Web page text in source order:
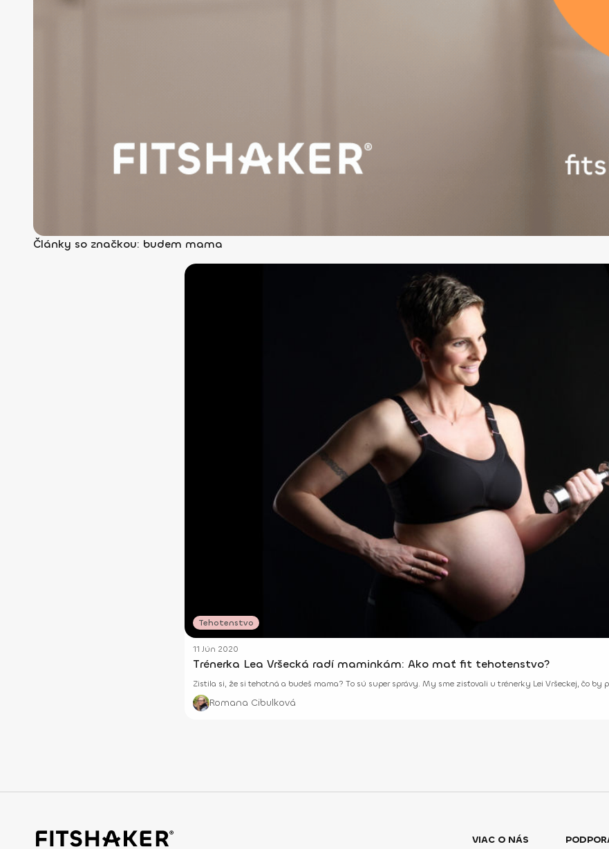
Články so značkou: budem mama
Tehotenstvo
11 Jún 2020
Trénerka Lea Vršecká radí maminkám: Ako mať fit tehotenstvo?
Zistila si, že si tehotná a budeš mama? To sú super správy. My sme zisťovali u trénerky Lei Vršeckej, čo by
Romana Cibulková
VIAC O NÁS